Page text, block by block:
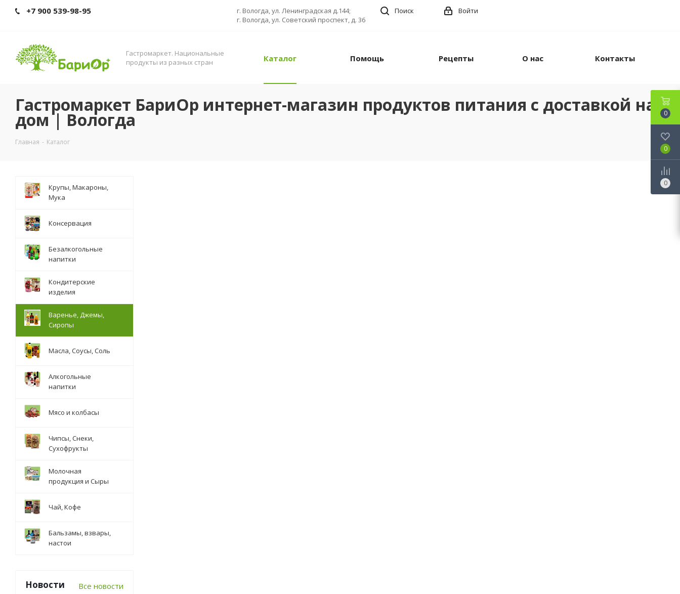
+7 900 539-98-95
г. Вологда, ул. Ленинградская д.144;
г. Вологда, ул. Советский проспект, д. 36
Поиск Войти
Гастромаркет. Нациoнальные
прoдукты из разных стран
Каталог Помощь Рецепты О нас Контакты
Гастромаркет БариОр интернет-магазин продуктов питания с доставкой на
дом | Вологда
Главная - Каталог
Крупы, Макароны,
Мука
Консервация
Безалкогольные
напитки
Кондитерские
изделия
Варенье, Джемы,
Сиропы
Масла, Соусы, Соль
Алкогольные
напитки
Мясо и колбасы
Чипсы, Снеки,
Сухофрукты
Молочная
продукция и Сыры
Чай, Кофе
Бальзамы, взвары,
настои
Новости Все новости
0
0
0